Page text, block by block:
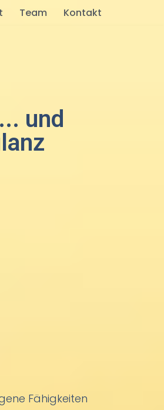
Team Kontakt
und
Fähigkeiten